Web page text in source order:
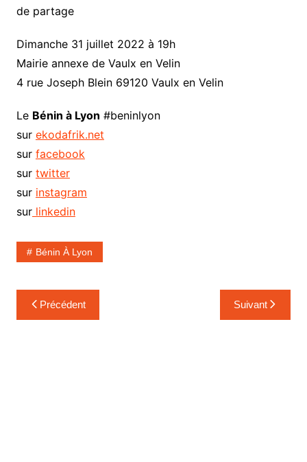
de partage
Dimanche 31 juillet 2022 à 19h
Mairie annexe de Vaulx en Velin
4 rue Joseph Blein 69120 Vaulx en Velin
Le Bénin à Lyon #beninlyon
sur ekodafrik.net
sur facebook
sur twitter
sur instagram
surlinkedin
Bénin À Lyon
Navigation
de
Précédent Suivant